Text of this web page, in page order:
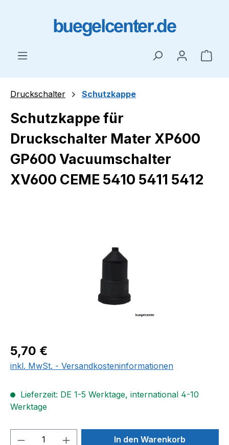
Druckschalter Schutzkappe
Schutzkappe für
Druckschalter Mater XP600
GP600 Vacuumschalter
XV600 CEME 5410 5411 5412
Regulärer Preis:
5,70 €
inkl. MwSt. - Versandkosteninformationen
Lieferzeit: DE 1-5 Werktage, international 4-10
Werktage
Produkt Anzahl: Gib denIn den Warenkorb